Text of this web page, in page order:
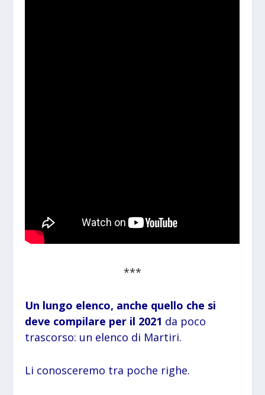
***
Un lungo elenco, anche quello che si
deve compilare per il 2021 da poco
trascorso: un elenco di Martiri.
Li conosceremo tra poche righe.